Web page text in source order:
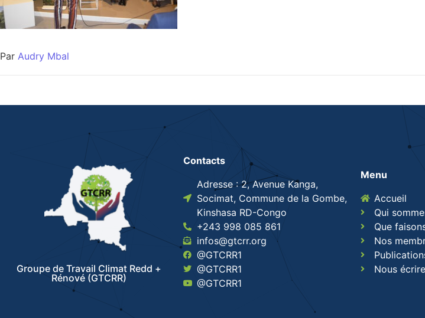
Par Audry Mbal
Groupe de Travail Climat Redd +
Rénové (GTCRR)
Contacts
Adresse : 2, Avenue Kanga,
Socimat, Commune de la Gombe,
Kinshasa RD-Congo
+243 998 085 861
infos@gtcrr.org
@GTCRR1
@GTCRR1
@GTCRR1
Menu
Accueil
Qui
Que
Nos
Nous écrire